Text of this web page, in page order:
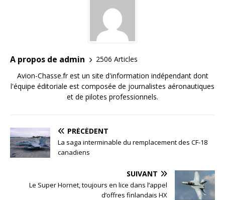
A propos de admin
2506 Articles
Avion-Chasse.fr est un site d'information indépendant dont
l'équipe éditoriale est composée de journalistes aéronautiques
et de pilotes professionnels.
PRÉCÉDENT
La saga interminable du remplacement des CF-18
canadiens
SUIVANT
Le Super Hornet, toujours en lice dans l’appel
d’offres finlandais HX